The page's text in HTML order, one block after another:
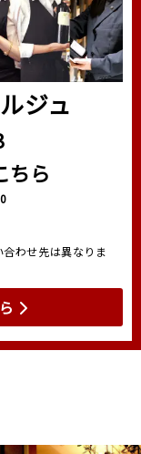
ジュ
ちら
わせ先は異なりま